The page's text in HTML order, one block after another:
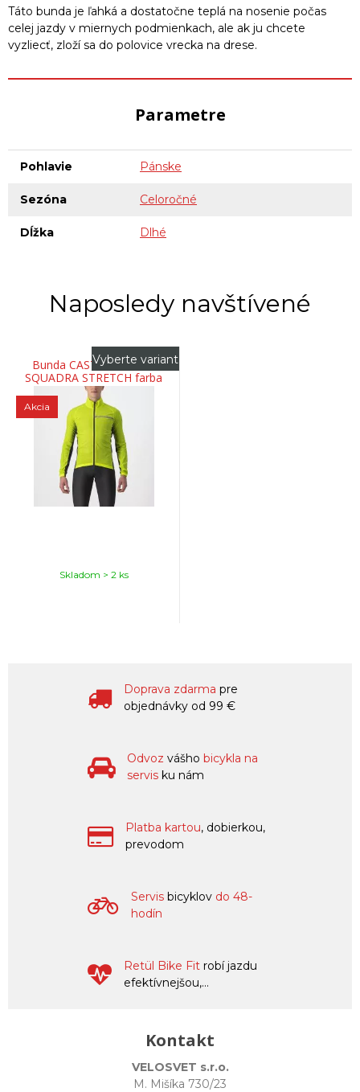
Táto bunda je ľahká a dostatočne teplá na nosenie počas
celej jazdy v miernych podmienkach, ale ak ju chcete
vyzliecť, zloží sa do polovice vrecka na drese.
Parametre
Pohlavie Pánske
Sezóna Celoročné
Dĺžka Dlhé
Naposledy navštívené
Bunda CASTELLI 21511
SQUADRA STRETCH farba
383 žiarivá limetková
Akcia
Vyberte variant
Skladom > 2 ks
Doprava zdarma pre
objednávky od 99 €
Odvoz vášho bicykla na
servis ku nám
Platba kartou, dobierkou,
prevodom
Servis bicyklov do 48-
hodín
Retül Bike Fit robí jazdu
efektívnejšou,...
Kontakt
VELOSVET s.r.o.
M. Mišíka 730/23